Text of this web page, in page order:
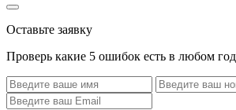
Оставьте заявку
Проверь какие 5 ошибок есть в любом